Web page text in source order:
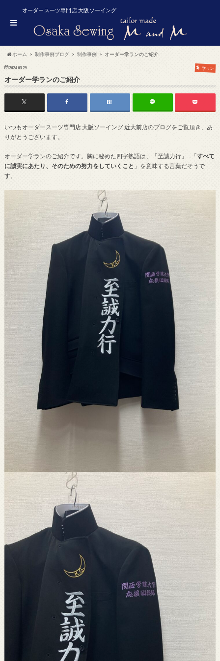
オーダースーツ専門店 大阪ソーイング
ホーム 制作事例ブログ 制作事例 オーダー学ランのご紹介
2024.03.29 学ラン
オーダー学ランのご紹介
いつもオーダースーツ専門店 大阪ソーイング 近大前店のブログをご覧頂き、あ
りがとうございます。
オーダー学ランのご紹介です。胸に秘めた四字熟語は、「至誠力行」…「すべて
に誠実にあたり、そのための努力をしていくこと 」を意味する言葉だそうで
す。